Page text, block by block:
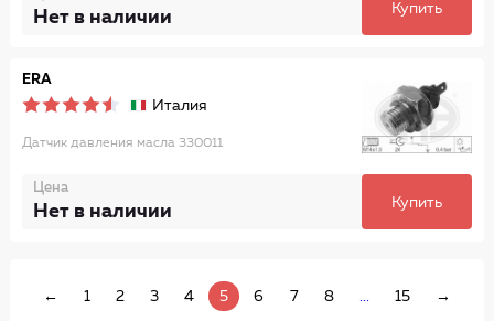
Нет в наличии Купить
ERA
Италия
Датчик давления масла 330011
Цена
Нет в наличии Купить
← 1 2 3 4 5 6 7 8 ... 15 →